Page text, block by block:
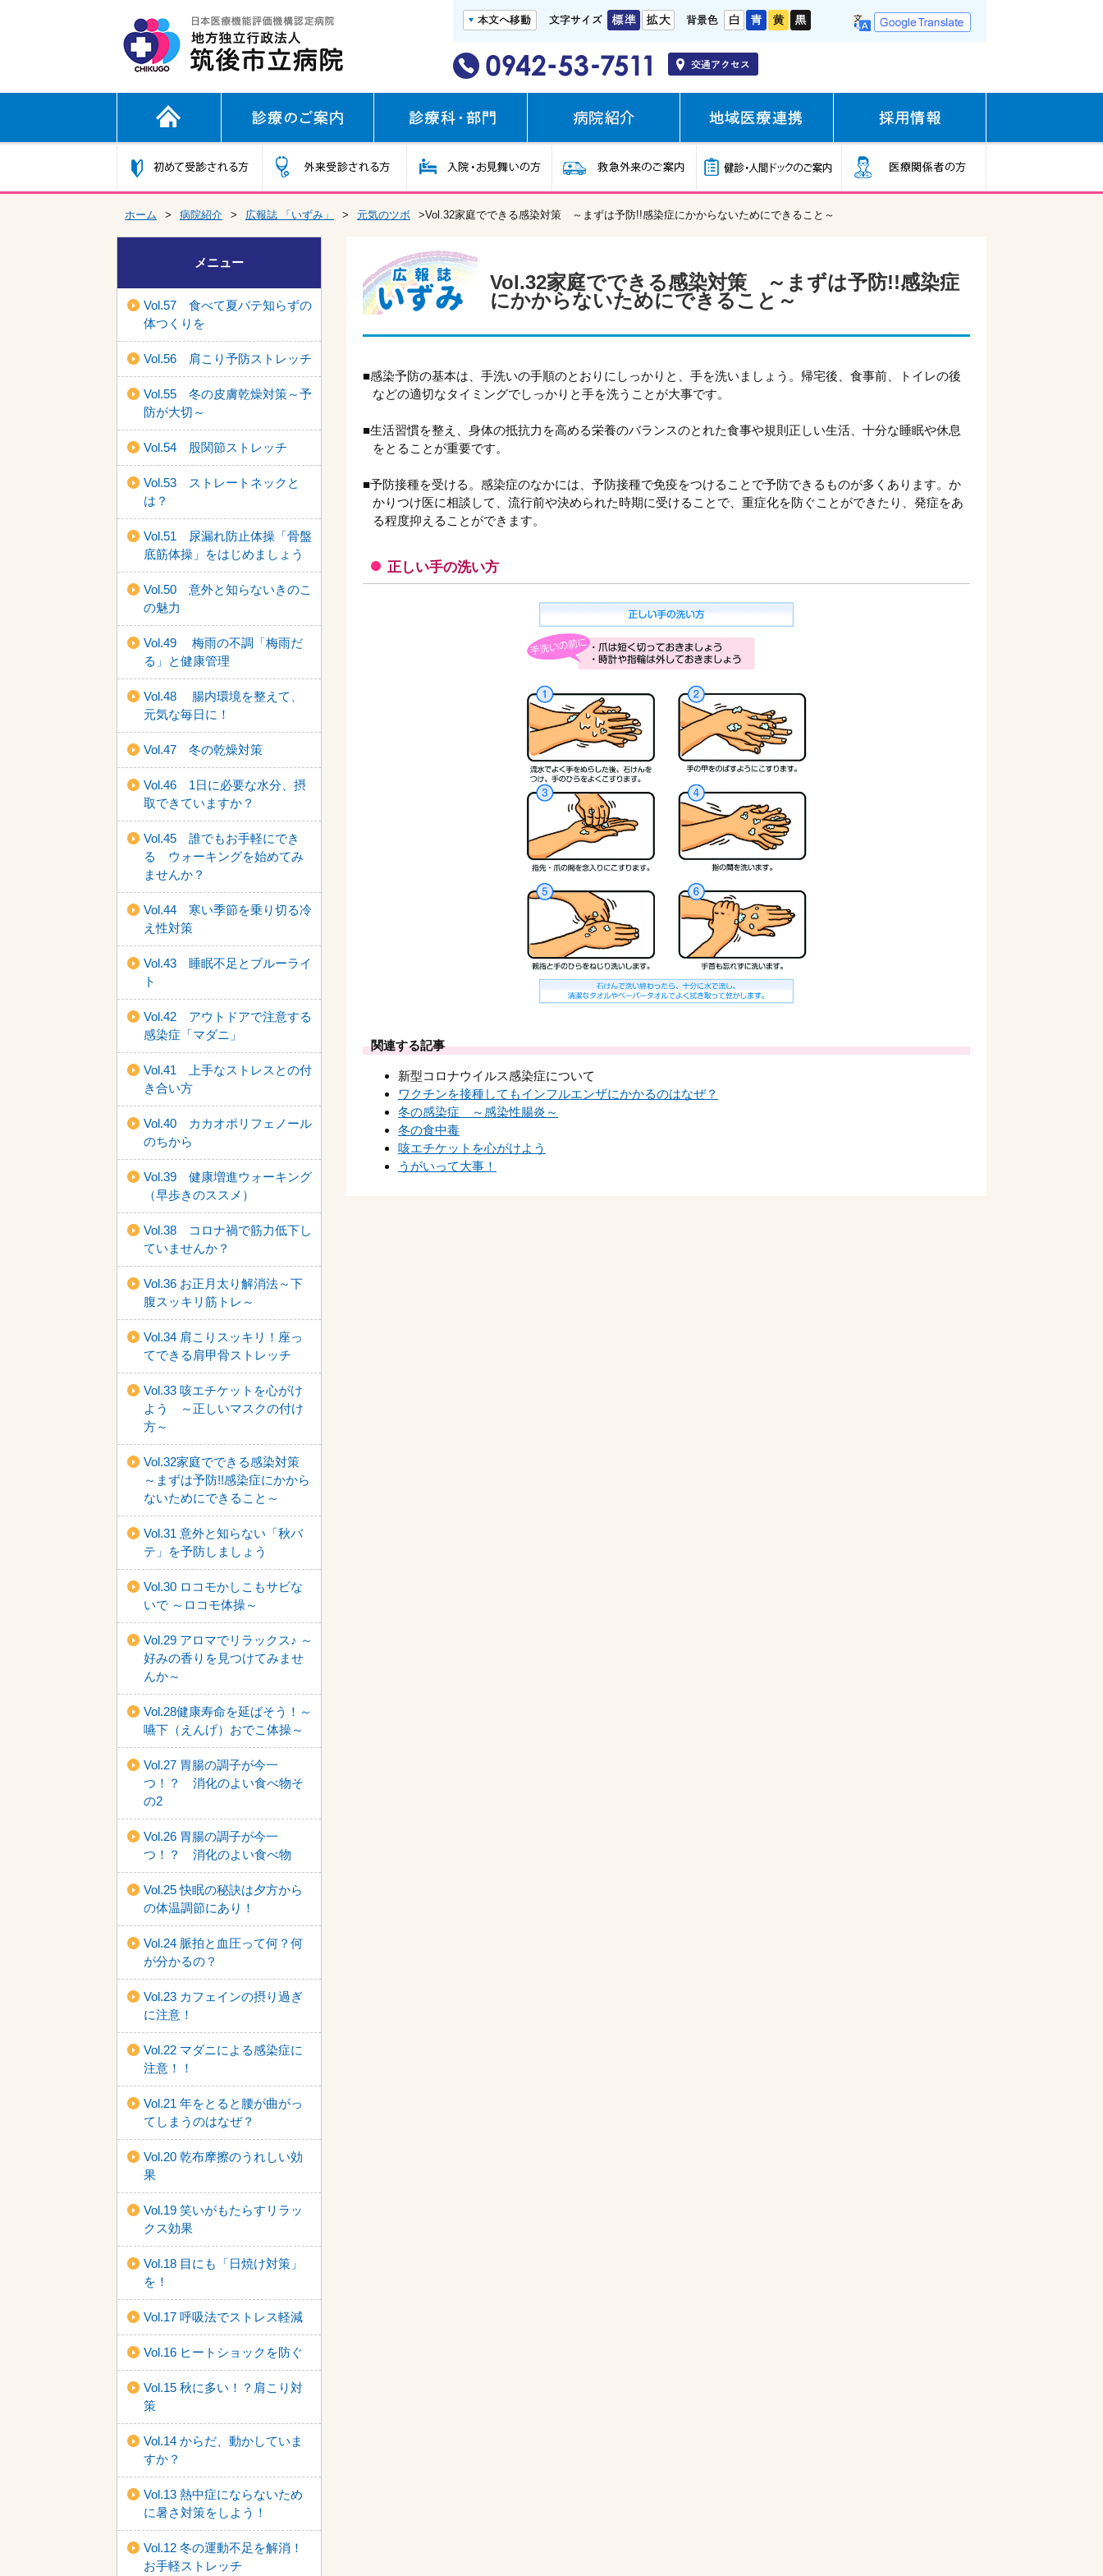
ホーム > 病院紹介 > 広報誌 「いずみ」 > 元気のツボ >Vol.32家庭でできる感染対策 ～まずは予防!!感染症にかからないためにできること～
メニュー
Vol.57 食べて夏バテ知らずの
体つくりを
Vol.56 肩こり予防ストレッチ
Vol.55 冬の皮膚乾燥対策～予
防が大切～
Vol.54 股関節ストレッチ
Vol.53 ストレートネックと
は？
Vol.51 尿漏れ防止体操「骨盤
底筋体操」をはじめましょう
Vol.50 意外と知らないきのこ
の魅力
Vol.49 梅雨の不調「梅雨だ
る」と健康管理
Vol.48 腸内環境を整えて、
元気な毎日に！
Vol.47 冬の乾燥対策
Vol.46 1日に必要な水分、摂
取できていますか？
Vol.45 誰でもお手軽にでき
る ウォーキングを始めてみ
ませんか？
Vol.44 寒い季節を乗り切る冷
え性対策
Vol.43 睡眠不足とブルーライ
ト
Vol.42 アウトドアで注意する
感染症「マダニ」
Vol.41 上手なストレスとの付
き合い方
Vol.40 カカオポリフェノール
のちから
Vol.39 健康増進ウォーキング
（早歩きのススメ）
Vol.38 コロナ禍で筋力低下し
ていませんか？
Vol.36 お正月太り解消法～下
腹スッキリ筋トレ～
Vol.34 肩こりスッキリ！座っ
てできる肩甲骨ストレッチ
Vol.33 咳エチケットを心がけ
よう ～正しいマスクの付け
方～
Vol.32家庭でできる感染対策
～まずは予防!!感染症にかから
ないためにできること～
Vol.31 意外と知らない「秋バ
テ」を予防しましょう
Vol.30 ロコモかしこもサビな
いで ～ロコモ体操～
Vol.29 アロマでリラックス♪ ～
好みの香りを見つけてみませ
んか～
Vol.28健康寿命を延ばそう！～
嚥下（えんげ）おでこ体操～
Vol.27 胃腸の調子が今一
つ！？ 消化のよい食べ物そ
の2
Vol.26 胃腸の調子が今一
つ！？ 消化のよい食べ物
Vol.25 快眠の秘訣は夕方から
の体温調節にあり！
Vol.24 脈拍と血圧って何？何
が分かるの？
Vol.23 カフェインの摂り過ぎ
に注意！
Vol.22 マダニによる感染症に
注意！！
Vol.21 年をとると腰が曲がっ
てしまうのはなぜ？
Vol.20 乾布摩擦のうれしい効
果
Vol.19 笑いがもたらすリラッ
クス効果
Vol.18 目にも「日焼け対策」
を！
Vol.17 呼吸法でストレス軽減
Vol.16 ヒートショックを防ぐ
Vol.15 秋に多い！？肩こり対
策
Vol.14 からだ、動かしていま
すか？
Vol.13 熱中症にならないため
に暑さ対策をしよう！
Vol.12 冬の運動不足を解消！
お手軽ストレッチ
Vol.32家庭でできる感染対策 ～まずは予防!!感染症
にかからないためにできること～
■感染予防の基本は、手洗いの手順のとおりにしっかりと、手を洗いましょう。帰宅後、食事前、トイレの後
などの適切なタイミングでしっかりと手を洗うことが大事です。
■生活習慣を整え、身体の抵抗力を高める栄養のバランスのとれた食事や規則正しい生活、十分な睡眠や休息
をとることが重要です。
■予防接種を受ける。感染症のなかには、予防接種で免疫をつけることで予防できるものが多くあります。か
かりつけ医に相談して、流行前や決められた時期に受けることで、重症化を防ぐことができたり、発症をあ
る程度抑えることができます。
正しい手の洗い方
関連する記事
新型コロナウイルス感染症について
ワクチンを接種してもインフルエンザにかかるのはなぜ？
冬の感染症 ～感染性腸炎～
冬の食中毒
咳エチケットを心がけよう
うがいって大事！